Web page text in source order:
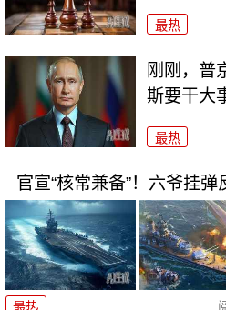
最热
刚刚，普
斯要干大
最热
官宣“核常兼备”！六爷挂
最热